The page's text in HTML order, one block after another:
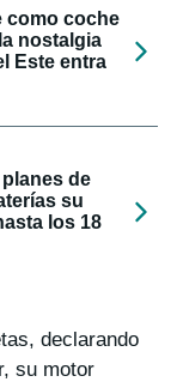
como coche
nostalgia
Este entra
de
su
los 18
declarando
su motor